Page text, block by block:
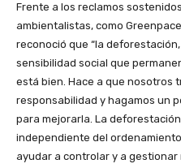
Frente a los reclamos
ambientalistas, como
reconoció que “la
sensibilidad social que
está bien. Hace a que nosotros
responsabilidad y hagamos un
para mejorarla. La
independiente del
ayudar a controlar y a gestionar